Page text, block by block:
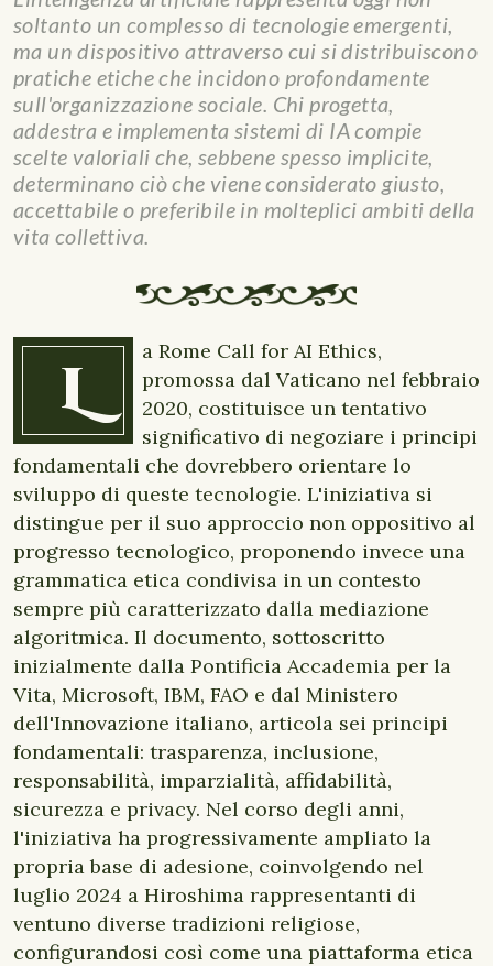
soltanto un complesso di tecnologie emergenti,
ma un dispositivo attraverso cui si distribuiscono
pratiche etiche che incidono profondamente
sull'organizzazione sociale. Chi progetta,
addestra e implementa sistemi di IA compie
scelte valoriali che, sebbene spesso implicite,
determinano ciò che viene considerato giusto,
accettabile o preferibile in molteplici ambiti della
vita collettiva.
L
a Rome Call for AI Ethics,
promossa dal Vaticano nel febbraio
2020, costituisce un tentativo
significativo di negoziare i principi
fondamentali che dovrebbero orientare lo
sviluppo di queste tecnologie. L'iniziativa si
distingue per il suo approccio non oppositivo al
progresso tecnologico, proponendo invece una
grammatica etica condivisa in un contesto
sempre più caratterizzato dalla mediazione
algoritmica. Il documento, sottoscritto
inizialmente dalla Pontificia Accademia per la
Vita, Microsoft, IBM, FAO e dal Ministero
dell'Innovazione italiano, articola sei principi
fondamentali: trasparenza, inclusione,
responsabilità, imparzialità, affidabilità,
sicurezza e privacy. Nel corso degli anni,
l'iniziativa ha progressivamente ampliato la
propria base di adesione, coinvolgendo nel
luglio 2024 a Hiroshima rappresentanti di
ventuno diverse tradizioni religiose,
configurandosi così come una piattaforma etica